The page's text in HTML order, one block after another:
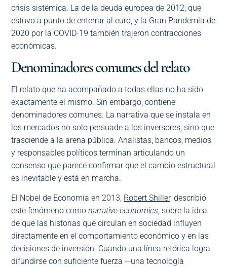
crisis sistémica. La de la deuda europea de 2012, que
estuvo a punto de enterrar al euro, y la Gran Pandemia de
2020 por la COVID-19 también trajeron contracciones
económicas.
Denominadores comunes del relato
El relato que ha acompañado a todas ellas no ha sido
exactamente el mismo. Sin embargo, contiene
denominadores comunes. La narrativa que se instala en
los mercados no solo persuade a los inversores, sino que
trasciende a la arena pública. Analistas, bancos, medios
y responsables políticos terminan articulando un
consenso que parece confirmar que el cambio estructural
es inevitable y está en marcha.
El Nobel de Economía en 2013, Robert Shiller, describió
este fenómeno comonarrative economics, sobre la idea
de que las historias que circulan en sociedad influyen
directamente en el comportamiento económico y en las
decisiones de inversión. Cuando una línea retórica logra
difundirse con suficiente fuerza —una tecnología